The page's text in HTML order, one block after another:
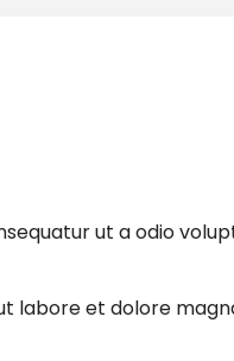
ut a odio
labore et dolore